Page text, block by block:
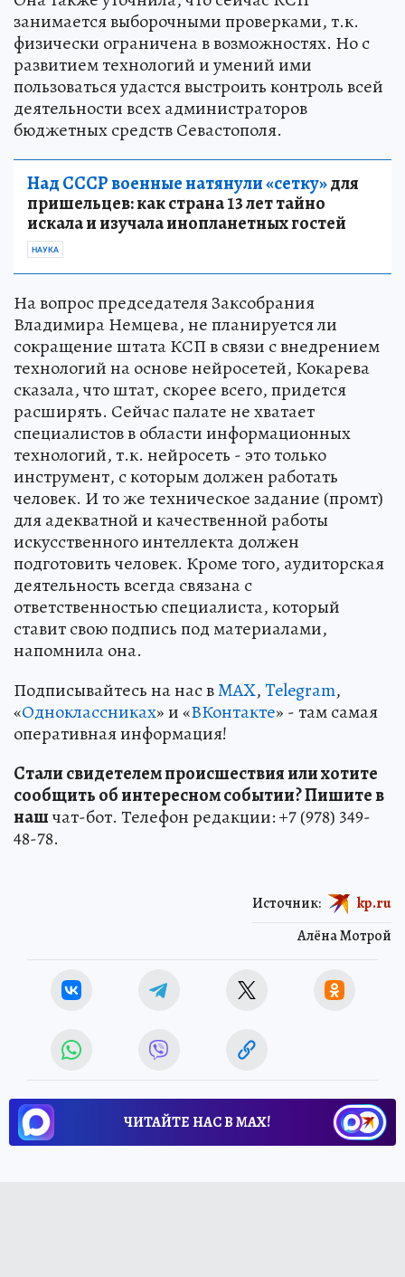
занимается выборочными проверками, т.к.
физически ограничена в возможностях. Но с
развитием технологий и умений ими
пользоваться удастся выстроить контроль всей
деятельности всех администраторов
бюджетных средств Севастополя.
Над СССР военные натянули «сетку»для
пришельцев: как страна 13 лет тайно
искала и изучала инопланетных гостей
НАУКА
На вопрос председателя Заксобрания
Владимира Немцева, не планируется ли
сокращение штата КСП в связи с внедрением
технологий на основе нейросетей, Кокарева
сказала, что штат, скорее всего, придется
расширять. Сейчас палате не хватает
специалистов в области информационных
технологий, т.к. нейросеть - это только
инструмент, с которым должен работать
человек. И то же техническое задание (промт)
для адекватной и качественной работы
искусственного интеллекта должен
подготовить человек. Кроме того, аудиторская
деятельность всегда связана с
ответственностью специалиста, который
ставит свою подпись под материалами,
напомнила она.
Подписывайтесь на нас вMAX,Telegram,
«Одноклассниках» и «ВКонтакте» - там самая
оперативная информация!
Стали свидетелем происшествия или хотите
сообщить об интересном событии? Пишите в
нашчат-бот. Телефон редакции: +7 (978) 349-
48-78.
Алёна Мотрой
Источник: kp.ru
ЧИТАЙТЕ НАС В МАХ!